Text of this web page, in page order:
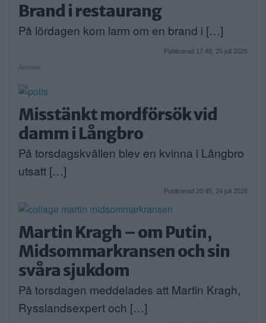
Brand i restaurang
På lördagen kom larm om en brand i […]
Publicerad 17:48, 25 juli 2026
Annons:
Misstänkt mordförsök vid
damm i Långbro
På torsdagskvällen blev en kvinna i Långbro
utsatt […]
Publicerad 20:45, 24 juli 2026
Martin Kragh – om Putin,
Midsommarkransen och sin
svåra sjukdom
På torsdagen meddelades att Martin Kragh,
Rysslandsexpert och […]